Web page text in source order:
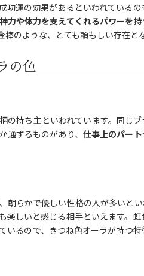
功運の効果があるといわれている
力や体力を支えてくれるパワーを持
のような、とても頼もしい存在と
の色
の持ち主といわれています。同じ
ずるものがあり、 仕事上のパート
朗らかで優しい性格の人が多いと
楽しいと感じる相手といえます。
いるので、きつね色オーラが持つ